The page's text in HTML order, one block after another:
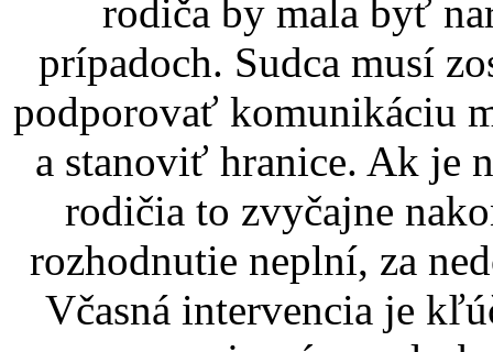
rodiča by mala byť
prípadoch. Sudca musí
podporovať komunikáciu
a stanoviť hranice. Ak je
rodičia to zvyčajne
rozhodnutie neplní, za
Včasná intervencia je